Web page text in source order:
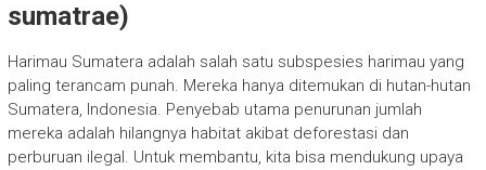
sumatrae)
Harimau Sumatera adalah salah satu subspesies harimau yang
paling terancam punah. Mereka hanya ditemukan di hutan-hutan
Sumatera, Indonesia. Penyebab utama penurunan jumlah
mereka adalah hilangnya habitat akibat deforestasi dan
perburuan ilegal. Untuk membantu, kita bisa mendukung upaya